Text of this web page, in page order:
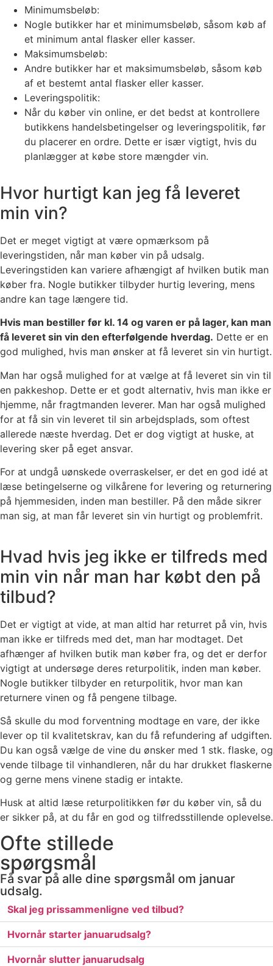
Minimumsbeløb:
Nogle butikker har et minimumsbeløb, såsom køb af
et minimum antal flasker eller kasser.
Maksimumsbeløb:
Andre butikker har et maksimumsbeløb, såsom køb
af et bestemt antal flasker eller kasser.
Leveringspolitik:
Når du køber vin online, er det bedst at kontrollere
butikkens handelsbetingelser og leveringspolitik, før
du placerer en ordre. Dette er især vigtigt, hvis du
planlægger at købe store mængder vin.
Hvor hurtigt kan jeg få leveret
min vin?
Det er meget vigtigt at være opmærksom på
leveringstiden, når man køber vin på udsalg.
Leveringstiden kan variere afhængigt af hvilken butik man
køber fra. Nogle butikker tilbyder hurtig levering, mens
andre kan tage længere tid.
Hvis man bestiller før kl. 14 og varen er på lager, kan man
få leveret sin vin den efterfølgende hverdag. Dette er en
god mulighed, hvis man ønsker at få leveret sin vin hurtigt.
Man har også mulighed for at vælge at få leveret sin vin til
en pakkeshop. Dette er et godt alternativ, hvis man ikke er
hjemme, når fragtmanden leverer. Man har også mulighed
for at få sin vin leveret til sin arbejdsplads, som oftest
allerede næste hverdag. Det er dog vigtigt at huske, at
levering sker på eget ansvar.
For at undgå uønskede overraskelser, er det en god idé at
læse betingelserne og vilkårene for levering og returnering
på hjemmesiden, inden man bestiller. På den måde sikrer
man sig, at man får leveret sin vin hurtigt og problemfrit.
Hvad hvis jeg ikke er tilfreds med
min vin når man har købt den på
tilbud?
Det er vigtigt at vide, at man altid har returret på vin, hvis
man ikke er tilfreds med det, man har modtaget. Det
afhænger af hvilken butik man køber fra, og det er derfor
vigtigt at undersøge deres returpolitik, inden man køber.
Nogle butikker tilbyder en returpolitik, hvor man kan
returnere vinen og få pengene tilbage.
Så skulle du mod forventning modtage en vare, der ikke
lever op til kvalitetskrav, kan du få refundering af udgiften.
Du kan også vælge de vine du ønsker med 1 stk. flaske, og
vende tilbage til vinhandleren, når du har drukket flaskerne
og gerne mens vinene stadig er intakte.
Husk at altid læse returpolitikken før du køber vin, så du
er sikker på, at du får en god og tilfredsstillende oplevelse.
Ofte stillede
spørgsmål
Få svar på alle dine spørgsmål om januar
udsalg.
Skal jeg prissammenligne ved tilbud?
Hvornår starter januarudsalg?
Hvornår slutter januarudsalg